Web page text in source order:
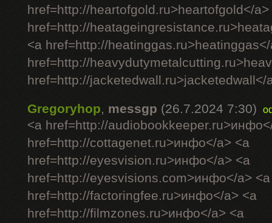
href=http://heartofgold.ru>heartofgold</a>
href=http://
<a href=http://
href=http://
href=http://jacketedwall.ru>jacketedwall</
Gregoryhop,messgp (26.7.2024 7:30)
<a href=http://
href=http://cottagenet.ru>инфо</a> <a
href=http://eyesvision.ru>инфо</a> <a
href=http://eyesvisions.com>инфо</a> <a
href=http://factoringfee.ru>инфо</a> <a
href=http://filmzones.ru>инфо</a> <a